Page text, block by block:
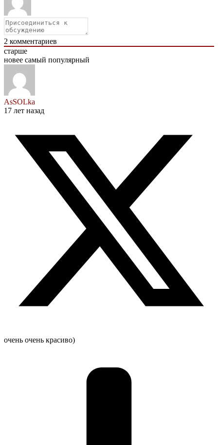
2 комментариев
старше
новее самый популярный
AsSOLka
17 лет назад
очень очень красиво)